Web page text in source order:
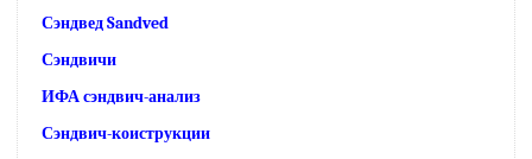
Сэндвед Sandved
Сэндвичи
ИФА сэндвич-анализ
Сэндвич-коиструкции